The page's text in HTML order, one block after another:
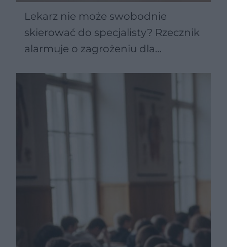
Lekarz nie może swobodnie
skierować do specjalisty? Rzecznik
alarmuje o zagrożeniu dla